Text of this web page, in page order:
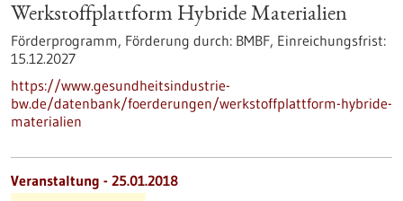
Werkstoffplattform Hybride Materialien
Förderprogramm, Förderung durch: BMBF, Einreichungsfrist:
15.12.2027
https://www.gesundheitsindustrie-
bw.de/datenbank/foerderungen/werkstoffplattform-hybride-
materialien
Veranstaltung - 25.01.2018